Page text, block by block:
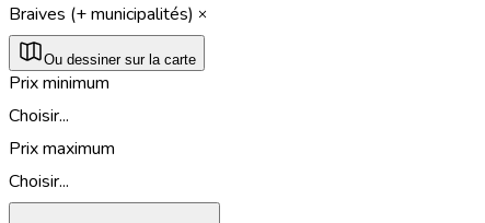
Braives (+ municipalités)
Ou dessiner sur la carte
Prix minimum
Choisir...
Prix maximum
Choisir...